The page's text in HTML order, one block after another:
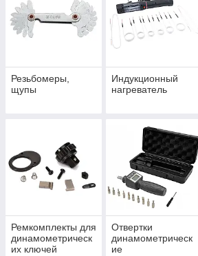
Резьбомеры,
щупы
Индукционный
нагреватель
Ремкомплекты для
динамометрическ
их ключей
Отвертки
динамометрическ
ие